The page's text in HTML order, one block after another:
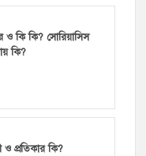
ও কি কি? সোরিয়াসিস
কি?
প্রতিকার কি?